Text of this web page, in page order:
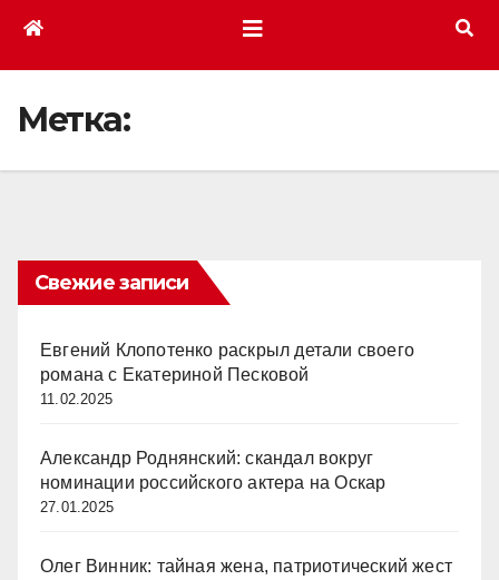
Метка:
Свежие записи
Евгений Клопотенко раскрыл детали своего
романа с Екатериной Песковой
11.02.2025
Александр Роднянский: скандал вокруг
номинации российского актера на Оскар
27.01.2025
Олег Винник: тайная жена, патриотический жест